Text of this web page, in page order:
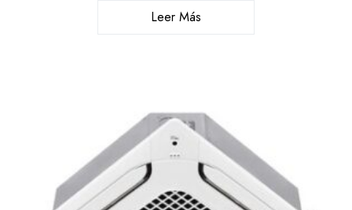
Leer Más